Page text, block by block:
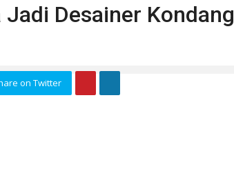
Desainer Kondang
on Twitter